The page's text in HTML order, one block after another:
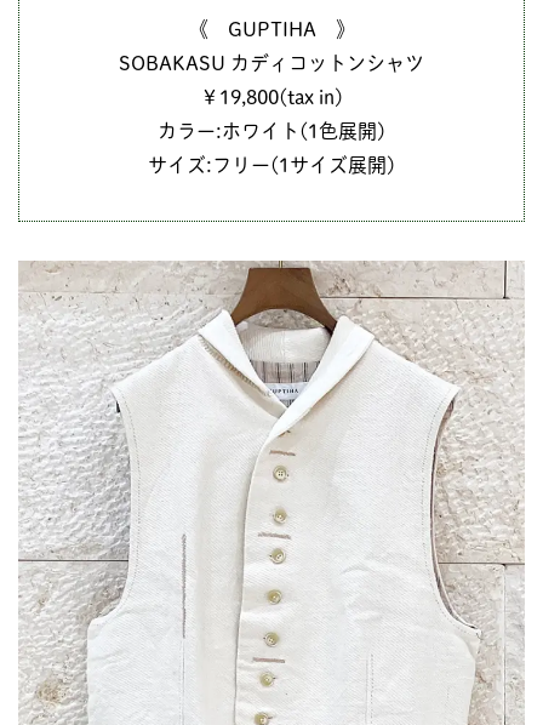
《 GUPTIHA 》
SOBAKASU カディコットンシャツ
￥19,800(tax in)
カラー:ホワイト(1色展開)
サイズ:フリー(1サイズ展開)